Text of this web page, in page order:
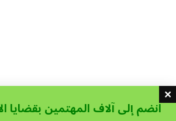
انضم إلى آلاف المهتمين بقضايا